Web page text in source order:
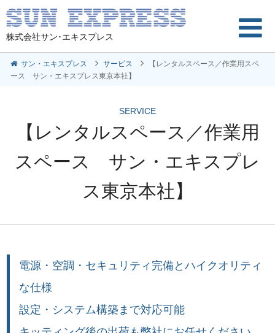
株式会社サン･エキスプレス
サン・エキスプレス サービス
【レンタルスペース／作業用スペ
ース サン・エキスプレス東京本社】
SERVICE
【レンタルスペース／作業用
スペース サン・エキスプレ
ス東京本社】
電源・空調・セキュリティ完備とハイクオリティ
な仕様
設定・システム構築まで対応可能